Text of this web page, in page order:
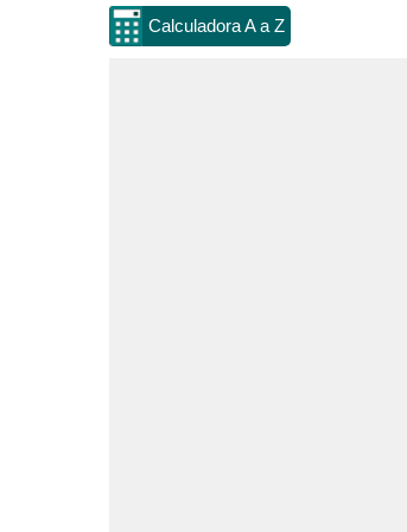
Calculadora A a Z